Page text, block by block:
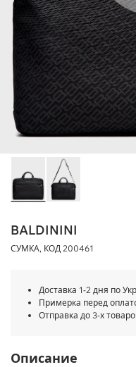
BALDININI
СУМКА, КОД 200461
Доставка 1-2 дня по
Примерка перед
Отправка до 3-х
Описание